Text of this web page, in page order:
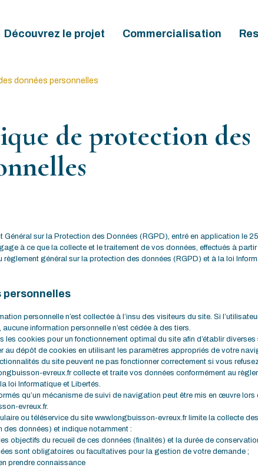
Découvrez le projet Commercialisation
données personnelles
de protection des
Général sur la Protection des Données (RGPD), entré en application le
à ce que la collecte et le traitement de vos données, effectués à
règlement général sur la protection des données (RGPD) et à la loi
personnelles
personnelle n’est collectée à l’insu des visiteurs du site. Si
aucune information personnelle n’est cédée à des tiers.
les cookies pour un fonctionnement optimal du site afin d’établir
au dépôt de cookies en utilisant les paramètres appropriés de votre
du site peuvent ne pas fonctionner correctement si vous
evreux.fr collecte et traite vos données conformément au
loi Informatique et Libertés.
qu’un mécanisme de suivi de navigation peut être mis en œuvre
evreux.fr.
ou téléservice du site www.longbuisson-evreux.fr limite la collecte
des données) et indique notamment :
objectifs du recueil de ces données (finalités) et la durée de
sont obligatoires ou facultatives pour la gestion de votre demande ;
prendre connaissance